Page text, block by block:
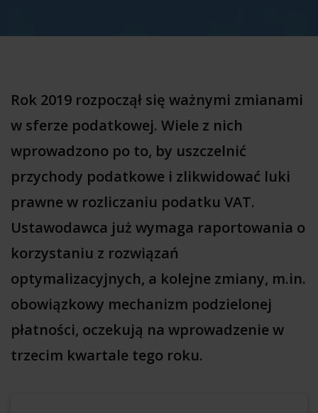
Rok 2019 rozpoczął się ważnymi zmianami
w sferze podatkowej. Wiele z nich
wprowadzono po to, by uszczelnić
przychody podatkowe i zlikwidować luki
prawne w rozliczaniu podatku VAT.
Ustawodawca już wymaga raportowania o
korzystaniu z rozwiązań
optymalizacyjnych, a kolejne zmiany, m.in.
obowiązkowy mechanizm podzielonej
płatności, oczekują na wprowadzenie w
trzecim kwartale tego roku.